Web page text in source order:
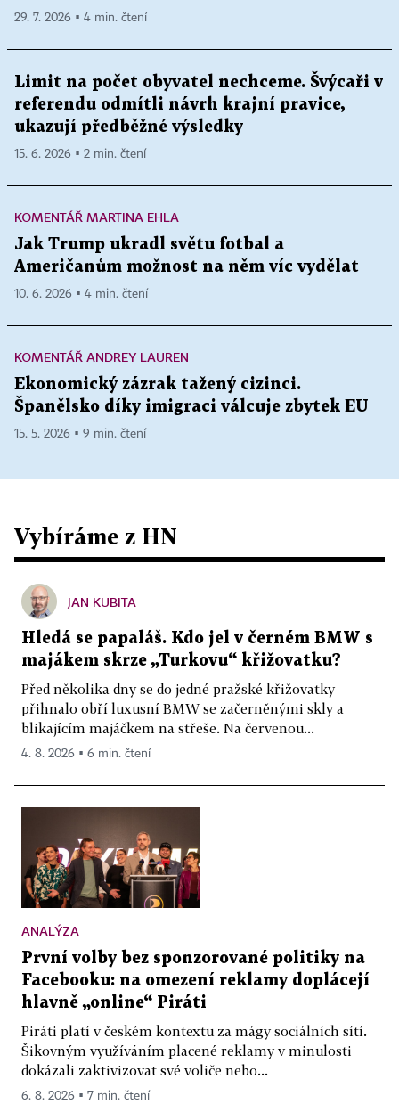
29. 7. 2026 ▪ 4 min. čtení
Limit na počet obyvatel nechceme. Švýcaři v
referendu odmítli návrh krajní pravice,
ukazují předběžné výsledky
15. 6. 2026 ▪ 2 min. čtení
KOMENTÁŘ MARTINA EHLA
Jak Trump ukradl světu fotbal a
Američanům možnost na něm víc vydělat
10. 6. 2026 ▪ 4 min. čtení
KOMENTÁŘ ANDREY LAUREN
Ekonomický zázrak tažený cizinci.
Španělsko díky imigraci válcuje zbytek EU
15. 5. 2026 ▪ 9 min. čtení
Vybíráme z HN
JAN KUBITA
Hledá se papaláš. Kdo jel v černém BMW s
majákem skrze „Turkovu“ křižovatku?
Před několika dny se do jedné pražské křižovatky
přihnalo obří luxusní BMW se začerněnými skly a
blikajícím majáčkem na střeše. Na červenou...
4. 8. 2026 ▪ 6 min. čtení
ANALÝZA
První volby bez sponzorované politiky na
Facebooku: na omezení reklamy doplácejí
hlavně „online“ Piráti
Piráti platí v českém kontextu za mágy sociálních sítí.
Šikovným využíváním placené reklamy v minulosti
dokázali zaktivizovat své voliče nebo...
6. 8. 2026 ▪ 7 min. čtení